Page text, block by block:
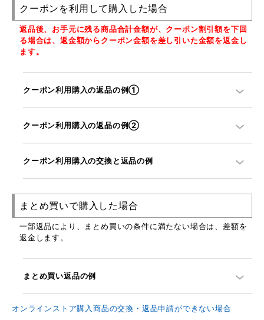
クーポンを利用して購入した場合
返品後、お手元に残る商品合計金額が、クーポン割引額を下回
る場合は、返金額からクーポン金額を差し引いた金額を返金し
ます。
クーポン利用購入の返品の例①
クーポン利用購入の返品の例②
クーポン利用購入の交換と返品の例
まとめ買いで購入した場合
一部返品により、まとめ買いの条件に満たない場合は、差額を
返金します。
まとめ買い返品の例
オンラインストア購入商品の交換・返品申請ができない場合